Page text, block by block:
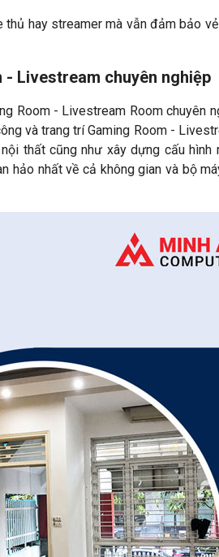
hay streamer mà vẫn đảm bảo
Livestream chuyên nghiệp
Room - Livestream Room chuyên
và trang trí Gaming Room -
thất cũng như xây dựng cấu hình
hảo nhất về cả không gian và bộ